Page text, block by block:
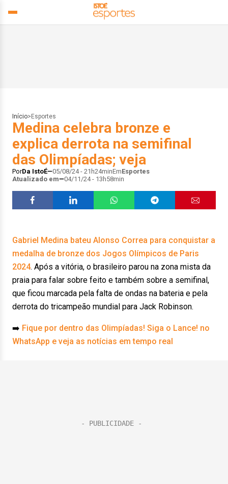
Início> Esportes
Medina celebra bronze e
explica derrota na semifinal
das Olimpíadas; veja
PorDa IstoÉ 05/08/24 - 21h24minEmEsportes
Atualizado em
04/11/24 - 13h58min
Gabriel Medina bateu Alonso Correa para conquistar a
medalha de bronze dos Jogos Olímpicos de Paris
2024. Após a vitória, o brasileiro parou na zona mista da
praia para falar sobre feito e também sobre a semifinal,
que ficou marcada pela falta de ondas na bateria e pela
derrota do tricampeão mundial para Jack Robinson.
➡️ Fique por dentro das Olimpíadas! Siga o Lance! no
WhatsApp e veja as notícias em tempo real